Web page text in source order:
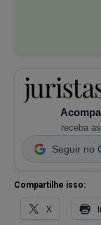
receba
Seguir no
Compartilhe isso:
X